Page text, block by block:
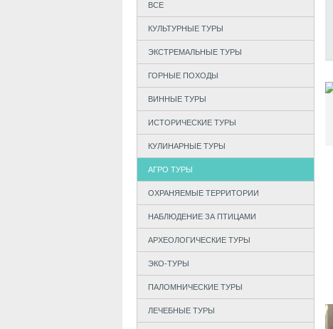
ВСЕ
КУЛЬТУРНЫЕ ТУРЫ
ЭКСТРЕМАЛЬНЫЕ ТУРЫ
ГОРНЫЕ ПОХОДЫ
ВИННЫЕ ТУРЫ
ИСТОРИЧЕСКИЕ ТУРЫ
КУЛИНАРНЫЕ ТУРЫ
АГРО ТУРЫ
ОХРАНЯЕМЫЕ ТЕРРИТОРИИ
НАБЛЮДЕНИЕ ЗА ПТИЦАМИ
АРХЕОЛОГИЧЕСКИЕ ТУРЫ
ЭКО-ТУРЫ
ПАЛОМНИЧЕСКИЕ ТУРЫ
ЛЕЧЕБНЫЕ ТУРЫ